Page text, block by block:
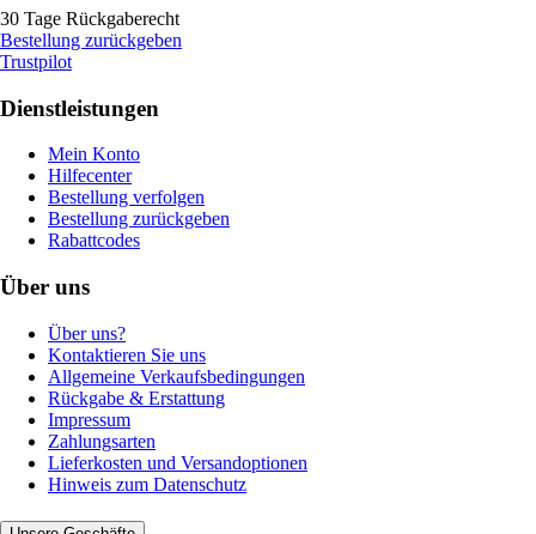
30 Tage Rückgaberecht
Bestellung zurückgeben
Trustpilot
Dienstleistungen
Mein Konto
Hilfecenter
Bestellung verfolgen
Bestellung zurückgeben
Rabattcodes
Über uns
Über uns?
Kontaktieren Sie uns
Allgemeine Verkaufsbedingungen
Rückgabe & Erstattung
Impressum
Zahlungsarten
Lieferkosten und Versandoptionen
Hinweis zum Datenschutz